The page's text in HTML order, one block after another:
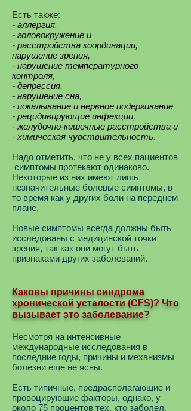
Есть также:
- аллергия,
- головокружение и
- расстройства координации,
нарушение зрения,
- нарушение температурного
контроля,
- депрессия,
- нарушение сна,
- покалывание и нервное подергивание
- рецидивирующие инфекции,
- желудочно-кишечные расстройства и
- химическая чувствительность.
Надо отметить, что не у всех пациентов
симптомы протекают одинаково.
Некоторые из них имеют лишь
незначительные болевые симптомы, в
то время как у других боли на переднем
плане.
Новые симптомы всегда должны быть
исследованы с медицинской точки
зрения, так как они могут быть
признаками других заболеваний.
Каковы причины синдрома
хронической усталости (CFS)? Что
вызывает это заболевание?
Несмотря на интенсивные
международные исследования в
последние годы, причины и механизмы
болезни еще не ясны.
Есть типичные, предрасполагающие и
провоцирующие факторы, однако, у
около 75 процентов тех, кто заболел,